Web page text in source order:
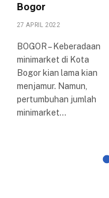
Bogor
27 APRIL 2022
BOGOR – Keberadaan
minimarket di Kota
Bogor kian lama kian
menjamur. Namun,
pertumbuhan jumlah
minimarket…